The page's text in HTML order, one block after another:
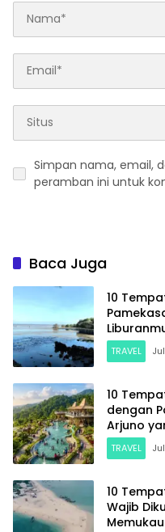
Simpan nama, email,
peramban ini untuk
Baca Juga
10
TRAVEL
10
dengan
Arjuno
TRAVEL
10
Wajib
Memukau